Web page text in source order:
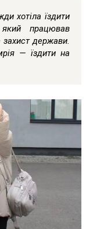
хотіла їздити
працював
захист держави.
— їздити на